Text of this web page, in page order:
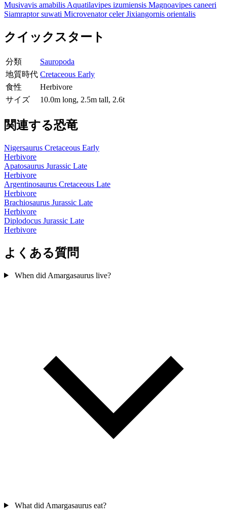
Musivavis amabilis Aquatilavipes izumiensis Magnoavipes caneeri
Siamraptor suwati Microvenator celerJixiangornis orientalis
クイックスタート
分類
Sauropoda
地質時代 Cretaceous Early
食性
Herbivore
サイズ
10.0m long, 2.5m tall, 2.6t
関連する恐竜
Nigersaurus Cretaceous Early
Herbivore
Apatosaurus Jurassic Late
Herbivore
Argentinosaurus Cretaceous Late
Herbivore
Brachiosaurus Jurassic Late
Herbivore
Diplodocus Jurassic Late
Herbivore
よくある質問
When did Amargasaurus live?
What did Amargasaurus eat?